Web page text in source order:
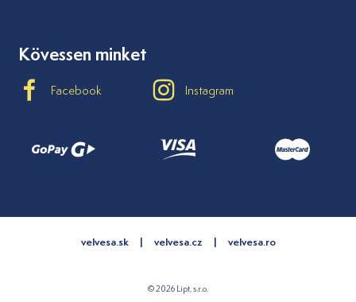
Kövessen minket
Facebook Instagram
© 2026 Lipt, s.r.o.
velvesa.sk velvesa.cz velvesa.ro